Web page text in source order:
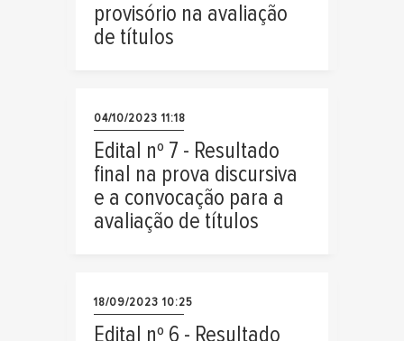
provisório na avaliação
de títulos
04/10/2023 11:18
Edital nº 7 - Resultado
final na prova discursiva
e a convocação para a
avaliação de títulos
18/09/2023 10:25
Edital nº 6 - Resultado